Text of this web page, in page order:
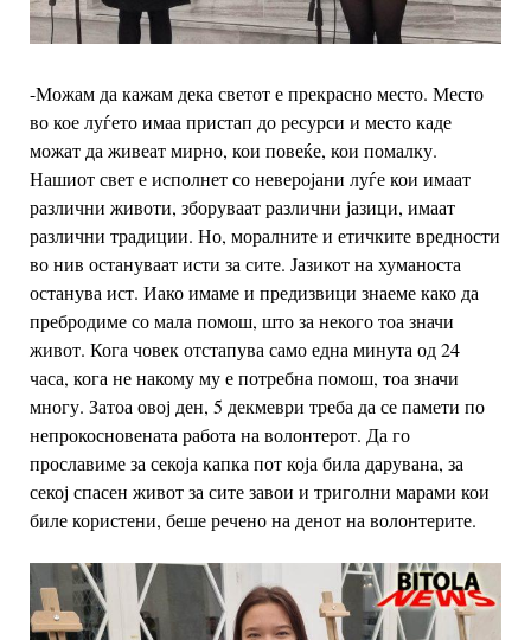
-Можам да кажам дека светот е прекрасно место. Место
во кое луѓето имаа пристап до ресурси и место каде
можат да живеат мирно, кои повеќе, кои помалку.
Нашиот свет е исполнет со неверојани луѓе кои имаат
различни животи, зборуваат различни јазици, имаат
различни традиции. Но, моралните и етичките вредности
во нив остануваат исти за сите. Јазикот на хуманоста
останува ист. Иако имаме и предизвици знаеме како да
пребродиме со мала помош, што за некого тоа значи
живот. Кога човек отстапува само една минута од 24
часа, кога не накому му е потребна помош, тоа значи
многу. Затоа овој ден, 5 декмеври треба да се памети по
непрокосновената работа на волонтерот. Да го
прославиме за секоја капка пот која била дарувана, за
секој спасен живот за сите завои и триголни марами кои
биле користени, беше речено на денот на волонтерите.